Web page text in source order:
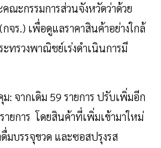
ณะกรรมการส่วนจังหวัดว่าด้วย
จร.) เพื่อดูแลราคาสินค้าอย่างใกล้
ทรวงพาณิชย์เร่งดำเนินการมี
: จากเดิม 59 รายการ ปรับเพิ่มอีก
ายการ โดยสินค้าที่เพิ่มเข้ามาใหม่
มบรรจุขวด และซอสปรุงรส